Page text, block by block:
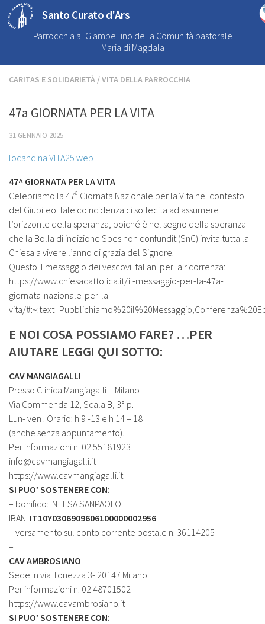
Santo Curato d'Ars
Parrocchia al Giambellino della Comunità pastorale
Maria di Magdala
CARITAS E SOLIDARIETÀ /VITA DELLA PARROCCHIA
47a GIORNATA PER LA VITA
31 GENNAIO 2025
locandina VITA25 web
47^ GIORNATA PER LA VITA
Celebriamo la 47ª Giornata Nazionale per la Vita nel contesto
del Giubileo: tale coincidenza ci sollecita ad assumere
l’orizzonte della speranza, poiché è nel segno della speranza
che la Bolla di indizione Spes non confundit (SnC) invita tutta la
Chiesa a vivere l’anno di grazia del Signore.
Questo il messaggio dei vescovi italiani per la ricorrenza:
https://www.chiesacattolica.it/il-messaggio-per-la-47a-
giornata-nazionale-per-la-
vita/
E NOI COSA POSSIAMO FARE? …PER
AIUTARE LEGGI QUI SOTTO:
CAV MANGIAGALLI
Presso Clinica Mangiagalli – Milano
Via Commenda 12, Scala B, 3° p.
Lun- ven . Orario: h 9 -13 e h 14 – 18
(anche senza appuntamento).
Per informazioni n. 02 55181923
info@cavmangiagalli.it
https://www.cavmangiagalli.it
SI PUO’ SOSTENERE CON:
– bonifico: INTESA SANPAOLO
IBAN: IT10Y0306909606100000002956
– versamento sul conto corrente postale n. 36114205
–
CAV AMBROSIANO
Sede in via Tonezza 3- 20147 Milano
Per informazioni n. 02 48701502
https://www.cavambrosiano.it
SI PUO’ SOSTENERE CON: